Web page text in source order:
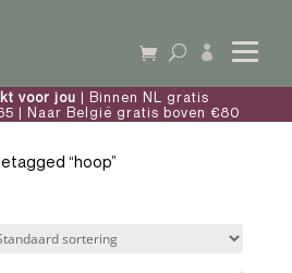

voor jou | Binnen NL gratis
| Naar België gratis boven €80
“hoop”